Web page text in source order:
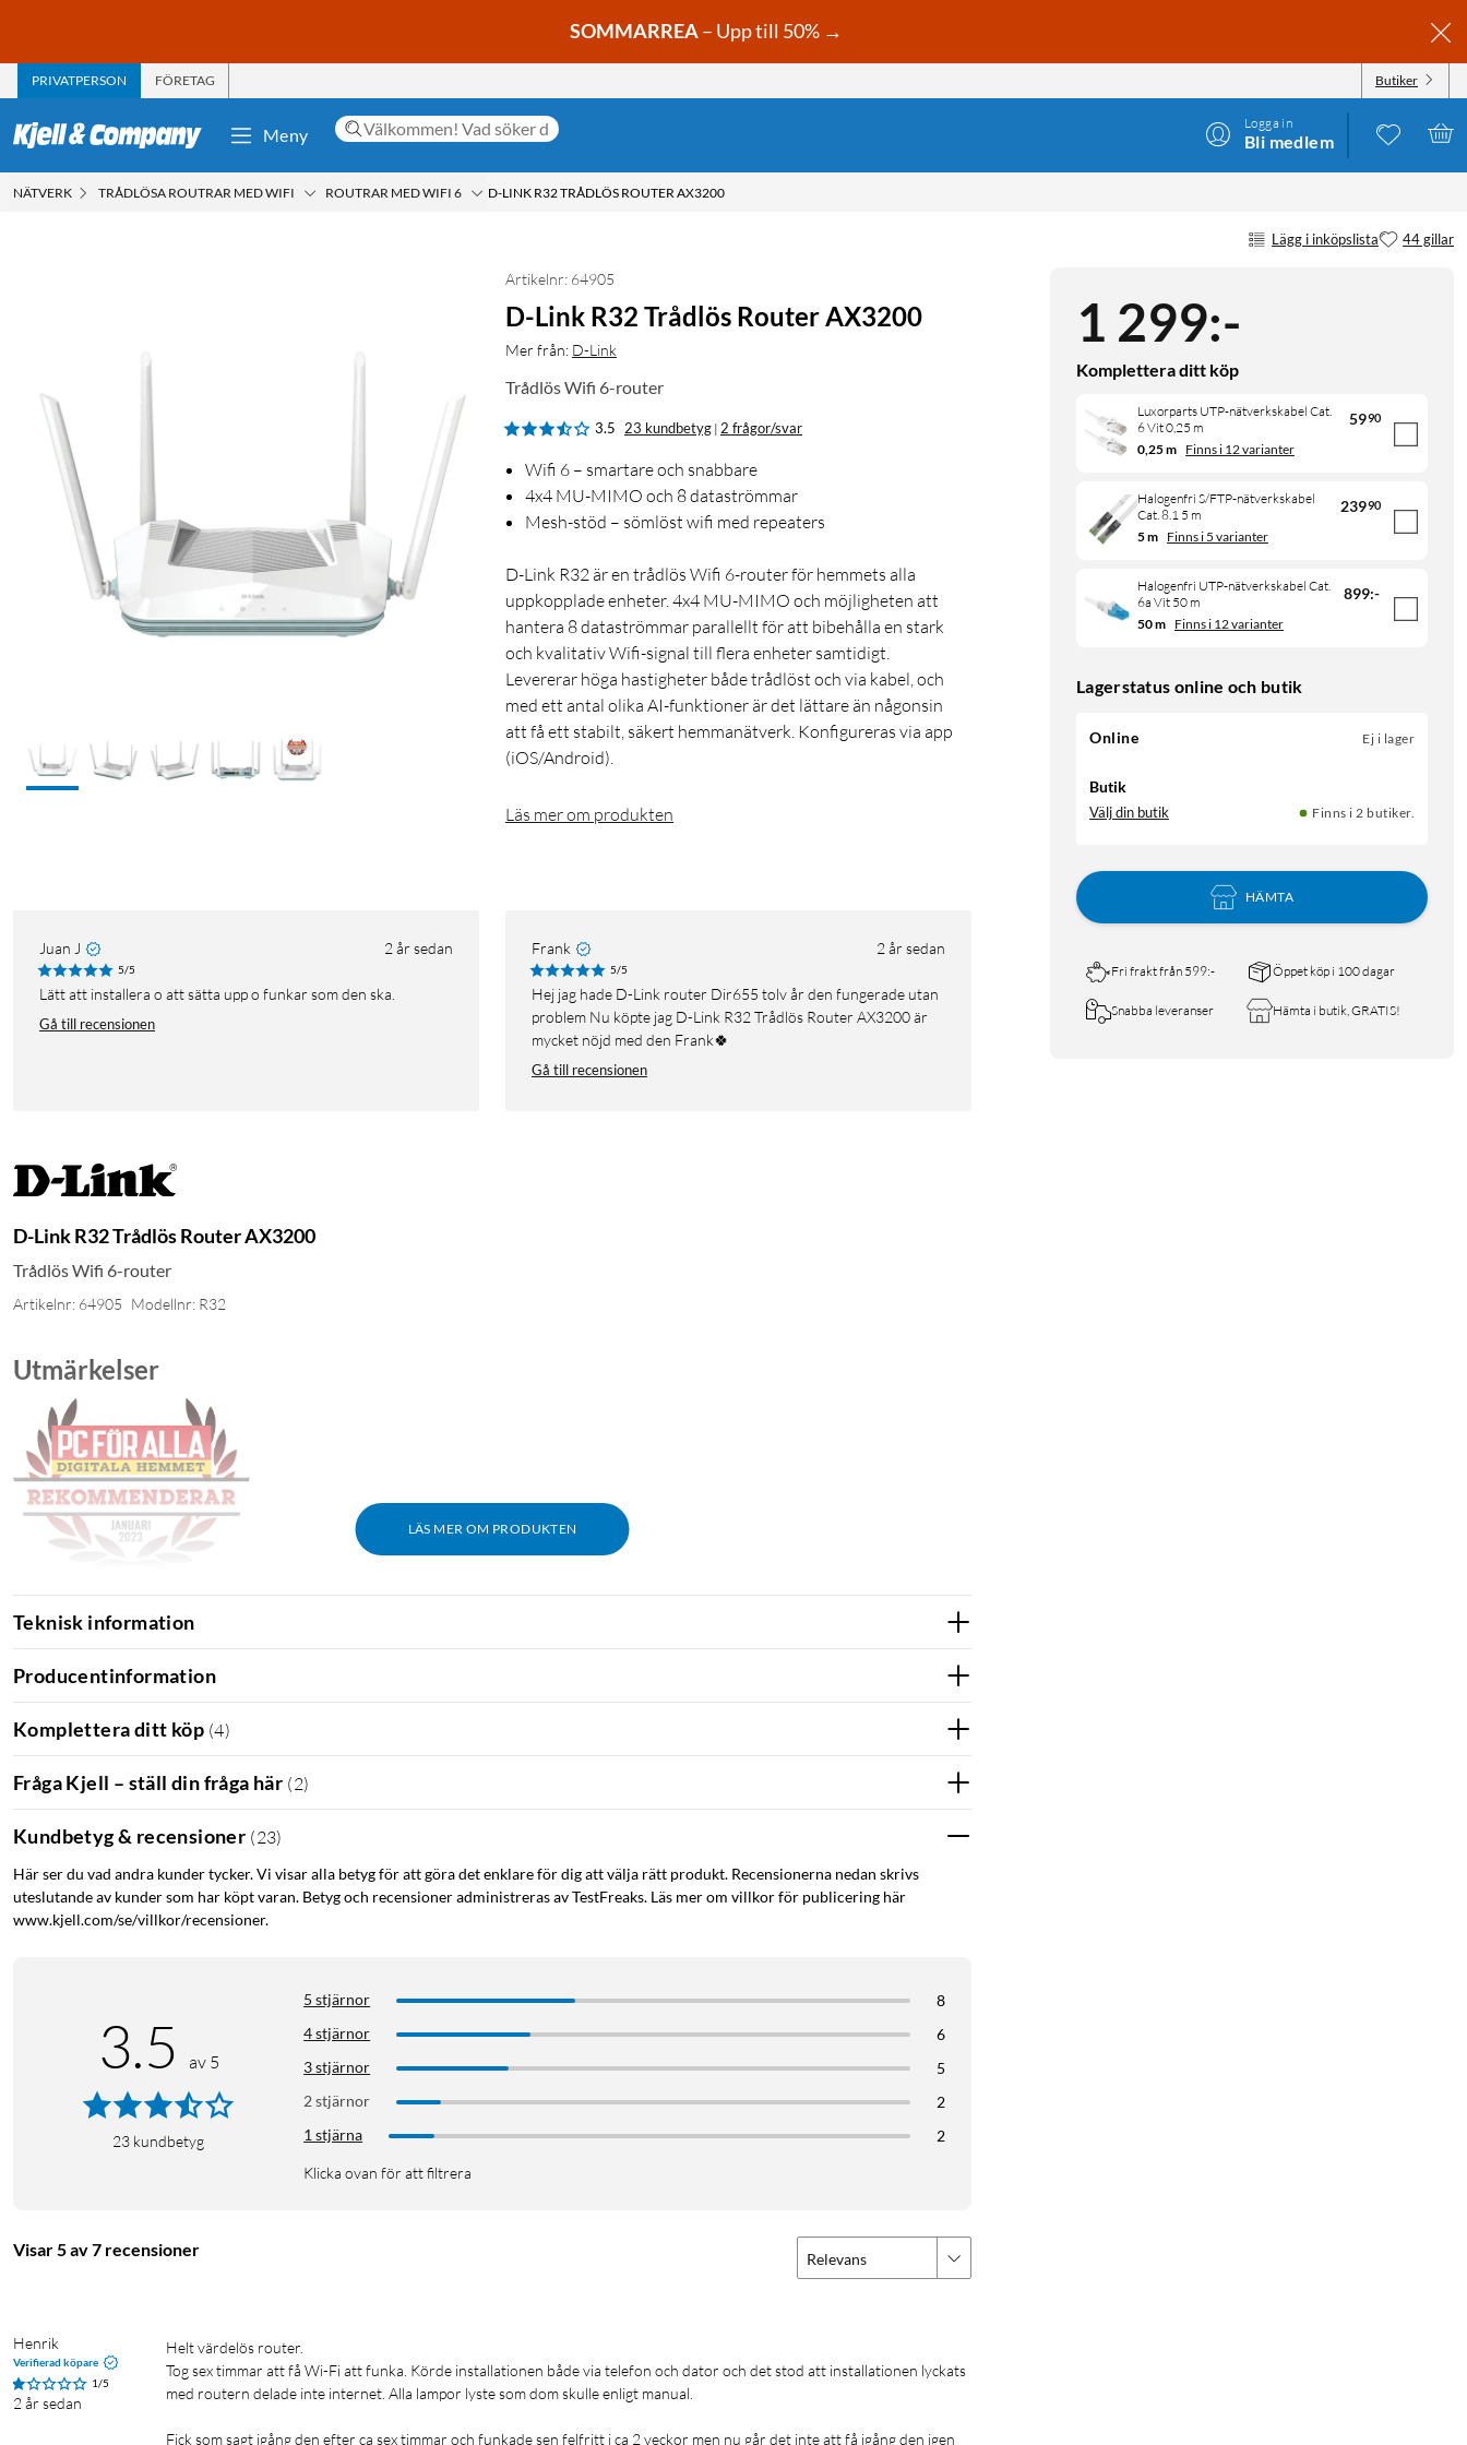
SOMMARREA– Upp till 50% →
PRIVATPERSON FÖRETAG Butiker
Meny
Logga in
Bli medlem
NÄTVERK TRÅDLÖSA ROUTRAR MED WIFI ROUTRAR MED WIFI 6 D-LINK R32 TRÅDLÖS ROUTER AX3200
Lägg i inköpslista 44 gillar
1 299:-
Komplettera ditt köp
Luxorparts UTP-nätverkskabel Cat.
6 Vit 0,25 m
5990
0,25 m Finns i 12 varianter
Halogenfri S/FTP-nätverkskabel
Cat. 8.1 5 m
23990
5 m Finns i 5 varianter
Halogenfri UTP-nätverkskabel Cat.
6a Vit 50 m
899:-
50 m Finns i 12 varianter
Lagerstatus online och butik
Online Ej i lager
Butik
Välj din butik Finns i 2 butiker.
HÄMTA
Fri frakt från 599:- Öppet köp i 100 dagar
Snabba leveranser Hämta i butik, GRATIS!
Artikelnr: 64905
D-Link R32 Trådlös Router AX3200
Mer från: D-Link
Trådlös Wifi 6-router
3.5 23 kundbetyg | 2 frågor/svar
Wifi 6 – smartare och snabbare
4x4 MU-MIMO och 8 dataströmmar
Mesh-stöd – sömlöst wifi med repeaters
D-Link R32 är en trådlös Wifi 6-router för hemmets alla
uppkopplade enheter. 4x4 MU-MIMO och möjligheten att
hantera 8 dataströmmar parallellt för att bibehålla en stark
och kvalitativ Wifi-signal till flera enheter samtidigt.
Levererar höga hastigheter både trådlöst och via kabel, och
med ett antal olika AI-funktioner är det lättare än någonsin
att få ett stabilt, säkert hemmanätverk. Konfigureras via app
(iOS/Android).
Läs mer om produkten
Juan J 2 år sedan
5/5
Lätt att installera o att sätta upp o funkar som den ska.
Gå till recensionen
Frank 2 år sedan
5/5
Hej jag hade D-Link router Dir655 tolv år den fungerade utan
problem Nu köpte jag D-Link R32 Trådlös Router AX3200 är
mycket nöjd med den Frank🍀
Gå till recensionen
D-Link R32 Trådlös Router AX3200
Trådlös Wifi 6-router
Artikelnr: 64905 Modellnr: R32
LÄS MER OM PRODUKTEN
Utmärkelser
PC för alla: "Ska du bara ha stabil wifi hemma i lägenheten och inte vill betala för mycket är D-Links nya router ett utmärkt val.”
Trådlösa hastigheter upp till 2402 Mb/s (5 GHz) och 800 Mb/s (2,4 GHz)
1x WAN-port (1 Gb/s)
4x LAN-portar (1 Gb/s)
Stödjer WPA, WPA2 och WPA3 wifi-säkerhet
Teknisk information
Producentinformation
Komplettera ditt köp (4)
Fråga Kjell – ställ din fråga här (2)
Kundbetyg & recensioner (23)
Här ser du vad andra kunder tycker. Vi visar alla betyg för att göra det enklare för dig att välja rätt produkt. Recensionerna nedan skrivs
uteslutande av kunder som har köpt varan. Betyg och recensioner administreras av TestFreaks. Läs mer om villkor för publicering här
www.kjell.com/se/villkor/recensioner.
3.5 av 5
23 kundbetyg
5 stjärnor
8
4 stjärnor
6
3 stjärnor
5
2 stjärnor
2
1 stjärna
2
Klicka ovan för att filtrera
Visar 5 av 7 recensioner Relevans
Henrik
Verifierad köpare
1/5
2 år sedan
Helt värdelös router.
Tog sex timmar att få Wi-Fi att funka. Körde installationen både via telefon och dator och det stod att installationen lyckats
med routern delade inte internet. Alla lampor lyste som dom skulle enligt manual.
Fick som sagt igång den efter ca sex timmar och funkade sen felfritt i ca 2 veckor men nu går det inte att få igång den igen